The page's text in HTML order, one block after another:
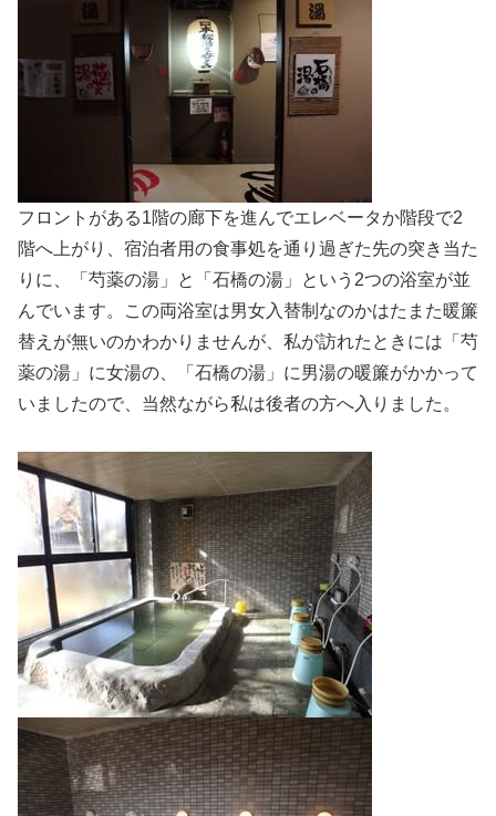
フロントがある1階の廊下を進んでエレベータか階段で2
階へ上がり、宿泊者用の食事処を通り過ぎた先の突き当た
りに、「芍薬の湯」と「石橋の湯」という2つの浴室が並
んでいます。この両浴室は男女入替制なのかはたまた暖簾
替えが無いのかわかりませんが、私が訪れたときには「芍
薬の湯」に女湯の、「石橋の湯」に男湯の暖簾がかかって
いましたので、当然ながら私は後者の方へ入りました。